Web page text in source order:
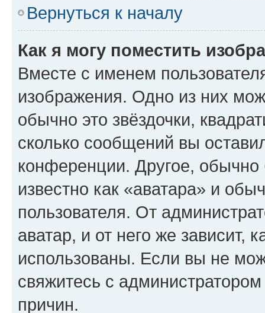
Вернуться к началу
Как я могу поместить
Вместе с именем
изображения. Одно из них
обычно это звёздочки,
сколько сообщений вы
конференции. Другое,
известно как «аватара» и
пользователя. От
аватар, и от него же зависит,
использованы. Если вы не
свяжитесь с
причин.